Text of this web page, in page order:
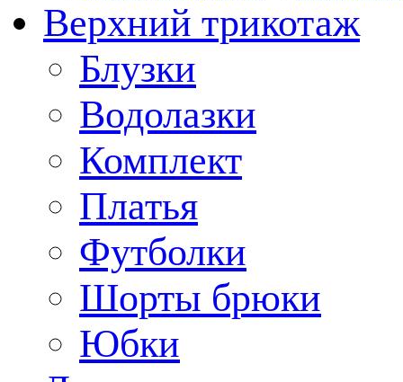
Верхний трикотаж
Блузки
Водолазки
Комплект
Платья
Футболки
Шорты брюки
Юбки